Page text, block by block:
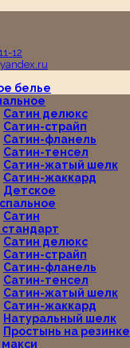
12
белье
Сатин делюкс
Сатин-страйп
Сатин-фланель
Сатин-тенсел
Сатин-жатый шелк
Сатин-жаккард
Детское
Сатин
стандарт
Сатин делюкс
Сатин-страйп
Сатин-фланель
Сатин-тенсел
Сатин-жатый шелк
Сатин-жаккард
Натуральный шелк
Простынь на резинке
макси